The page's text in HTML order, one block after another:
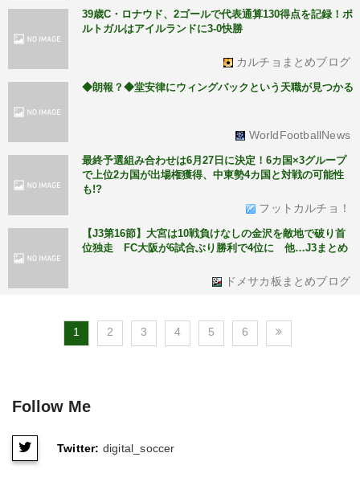
39歳C・ロナウド、2ゴールで代表通算130得点を記録！ポ
ルトガルはアイルランドに3-0快勝
カルチョまとめブログ
◆朗報？◆堂安律にウィングバックという天職が見つかる
WorldFootballNews
最終予選組み合わせは6月27日に決定！6カ国×3グループ
で上位2カ国が出場権獲得、中東勢4カ国と対戦の可能性
も!?
フットカルチョ！
【J3第16節】大宮は10戦負けなしの金沢を敵地で破り首
位独走 FC大阪が6試合ぶり勝利で4位に 他…J3まとめ
ドメサカ板まとめブログ
1 2 3 4 5 6
Follow Me
Twitter: digital_soccer